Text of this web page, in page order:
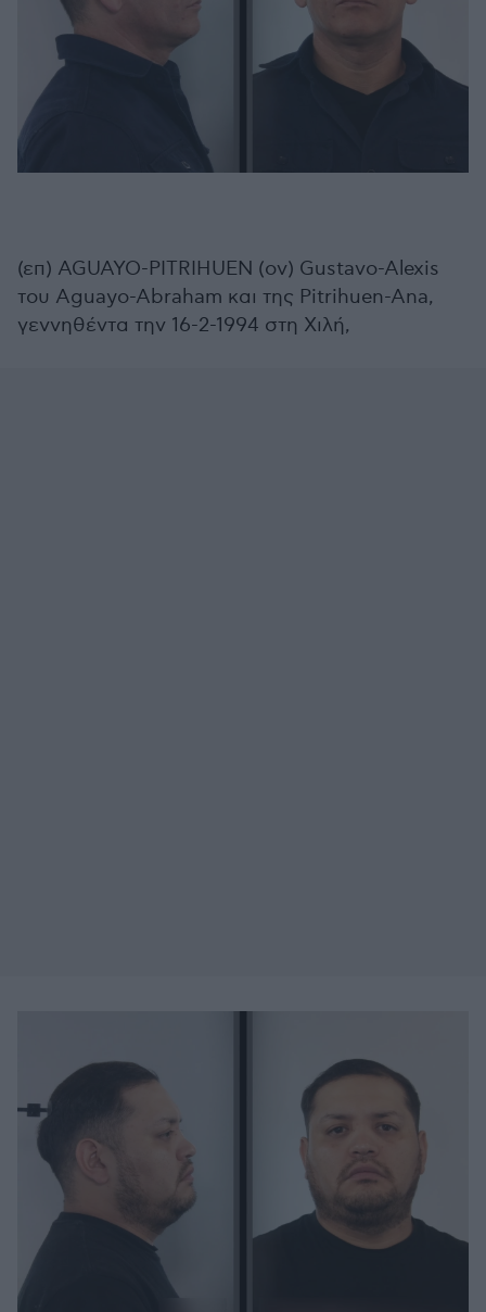
(επ) AGUAYO-PITRIHUEN (ον) Gustavo-Alexis
του Aguayo-Abraham και της Pitrihuen-Ana,
γεννηθέντα την 16-2-1994 στη Χιλή,